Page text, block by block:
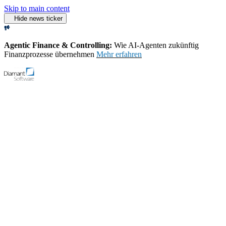
Skip to main content
Hide news ticker
Agentic Finance & Controlling: Wie AI‑Agenten zukünftig
Finanzprozesse übernehmen Mehr erfahren